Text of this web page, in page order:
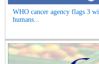
WHO cancer agency flags 3
humans...